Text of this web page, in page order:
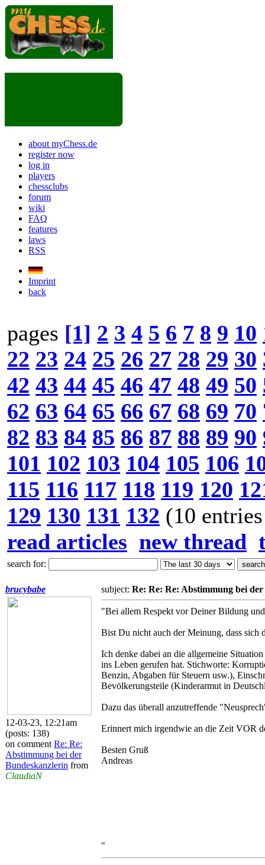
about myChess.de
register now
log in
players
chessclubs
forum
wiki
FAQ
features
laws
RSS
Imprint
back
pages [1] 2 3 4 5 6 7 8 9 10
22 23 24 25 26 27 28 29 30
42 43 44 45 46 47 48 49 50
62 63 64 65 66 67 68 69 70
82 83 84 85 86 87 88 89 90
101 102 103 104 105 106
115 116 117 118 119 120
129 130 131 132 (10
read articles new thread
search for:
brucybabe
12-03-23, 12:21am
(posts: 138)
on comment Re: Re:
Abstimmung bei der
Bundeskanzlerin from
ClaudiaN
subject: Re: Re: Re: Abstimmung bei
"Bei allem Respekt vor Deiner Bildung
Bist Du nicht auch der Meinung, dass sich
Ich denke dabei an die allgemeine
ins Leben gerufen hat. Stichworte:
Benzin, Abgaben für Steuern usw.),
Bevölkerungsteile (Kinderarmut in
Dazu das überall anzutreffende
Erinnert mich irgendwie an die Zeit VOR
Besten Gruß
Andreas
"